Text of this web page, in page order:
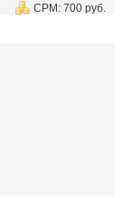
CPM: 700 руб.